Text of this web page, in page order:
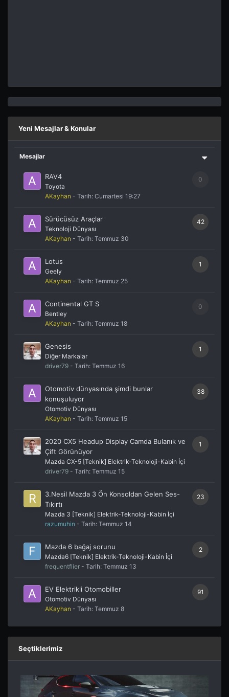
Yeni Mesajlar & Konular
Mesajlar
0
RAV4
Toyota
AKayhan - Tarih: Cumartesi 19:27
42
Sürücüsüz Araçlar
Teknoloji Dünyası
AKayhan - Tarih: Temmuz 30
1
Lotus
Geely
AKayhan - Tarih: Temmuz 25
0
Continental GT S
Bentley
AKayhan - Tarih: Temmuz 18
1
Genesis
Diğer Markalar
driver79 - Tarih: Temmuz 16
38
Otomotiv dünyasında şimdi bunlar
konuşuluyor
Otomotiv Dünyası
AKayhan - Tarih: Temmuz 15
1
2020 CX5 Headup Display Camda Bulanık ve
Çift Görünüyor
Mazda CX-5 [Teknik] Elektrik-Teknoloji-Kabin İçi
driver79 - Tarih: Temmuz 15
23
3.Nesil Mazda 3 Ön Konsoldan Gelen Ses-
Tıkırtı
Mazda 3 [Teknik] Elektrik-Teknoloji-Kabin İçi
razumuhin - Tarih: Temmuz 14
2
Mazda 6 bağaj sorunu
Mazda6 [Teknik] Elektrik-Teknoloji-Kabin İçi
frequentflier - Tarih: Temmuz 13
91
EV Elektrikli Otomobiller
Otomotiv Dünyası
AKayhan - Tarih: Temmuz 8
Seçtiklerimiz